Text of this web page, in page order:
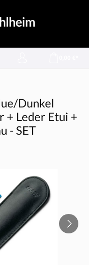
Dunkel
+ Leder Etui +
- SET